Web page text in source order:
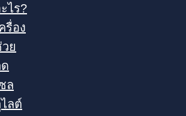
ไร?
รื่อง
ย
ล
ลต์